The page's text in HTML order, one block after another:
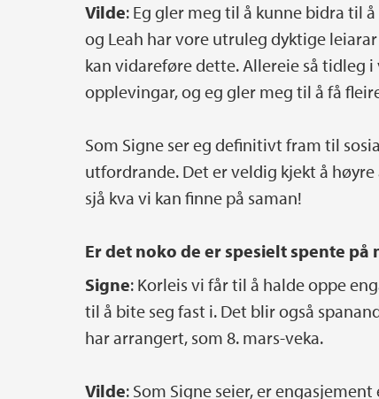
Vilde: Eg gler meg til å kunne bidra til
og Leah har vore utruleg dyktige
kan vidareføre dette. Allereie så tidleg
opplevingar, og eg gler meg til å få
Som Signe ser eg definitivt fram til
utfordrande. Det er veldig kjekt å
sjå kva vi kan finne på saman!
Er det noko de er spesielt spente
Signe: Korleis vi får til å halde oppe
til å bite seg fast i. Det blir også
har arrangert, som 8. mars-veka.
Vilde: Som Signe seier, er